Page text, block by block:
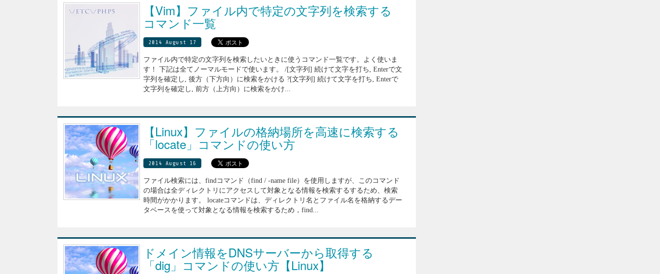
【Vim】ファイル内で特定の文字列を検索する
コマンド一覧
2014 August 17
ファイル内で特定の文字列を検索したいときに使うコマンド一覧です。よく使いま
す！ 下記は全てノーマルモードで使います。 /[文字列] 続けて文字を打ち, Enterで文
字列を確定し, 後方（下方向）に検索をかける ?[文字列] 続けて文字を打ち, Enterで
文字列を確定し, 前方（上方向）に検索をかけ...
【Linux】ファイルの格納場所を高速に検索する
「locate」コマンドの使い方
2014 August 16
ファイル検索には、findコマンド（find / -name file）を使用しますが、このコマンド
の場合は全ディレクトリにアクセスして対象となる情報を検索するするため、検索
時間がかかります。 locateコマンドは、ディレクトリ名とファイル名を格納するデー
タベースを使って対象となる情報を検索するため，find...
ドメイン情報をDNSサーバーから取得する
「dig」コマンドの使い方【Linux】